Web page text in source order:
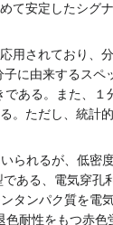
て安定したシグ
用されており、
に由来するスペ
ある。また、１
。ただし、統計
られるが、低密
ある、電気穿
ンパク質を
色耐性をもつ赤色